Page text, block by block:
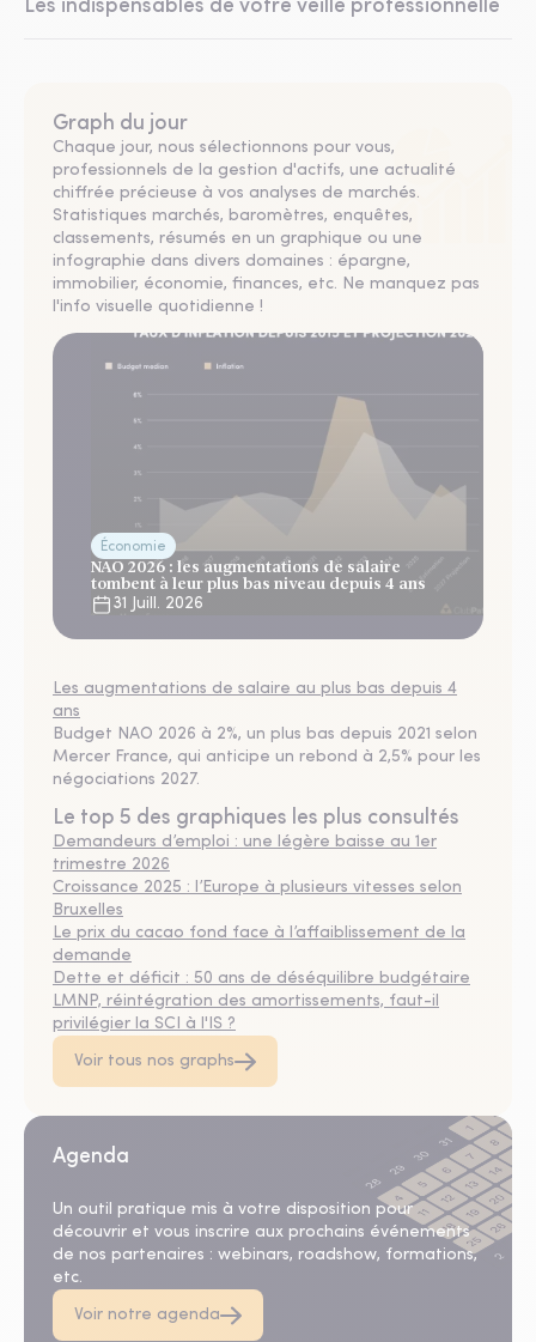
Les indispensables de votre veille professionnelle
Graph du jour
Chaque jour, nous sélectionnons pour vous,
professionnels de la gestion d'actifs, une actualité
chiffrée précieuse à vos analyses de marchés.
Statistiques marchés, baromètres, enquêtes,
classements, résumés en un graphique ou une
infographie dans divers domaines : épargne,
immobilier, économie, finances, etc. Ne manquez pas
l'info visuelle quotidienne !
Économie
NAO 2026 : les augmentations de salaire
tombent à leur plus bas niveau depuis 4 ans
31 Juill. 2026
Les augmentations de salaire au plus bas depuis 4
ans
Budget NAO 2026 à 2%, un plus bas depuis 2021 selon
Mercer France, qui anticipe un rebond à 2,5% pour les
négociations 2027.
Le top 5 des graphiques les plus consultés
Demandeurs d’emploi : une légère baisse au 1er
trimestre 2026
Croissance 2025 : l’Europe à plusieurs vitesses selon
Bruxelles
Le prix du cacao fond face à l’affaiblissement de la
demande
Dette et déficit : 50 ans de déséquilibre budgétaire
LMNP, réintégration des amortissements, faut-il
privilégier la SCI à l'IS ?
Voir tous nos graphs
Agenda
Un outil pratique mis à votre disposition pour
découvrir et vous inscrire aux prochains événements
de nos partenaires : webinars, roadshow, formations,
etc.
Voir notre agenda